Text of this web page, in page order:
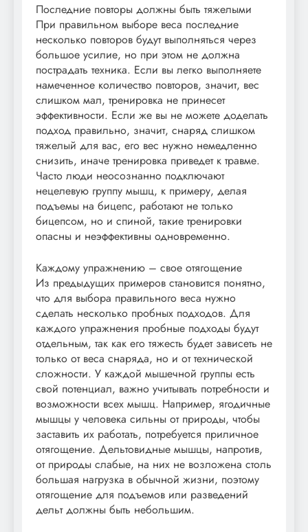
Последние повторы должны быть тяжелыми
При правильном выборе веса последние
несколько повторов будут выполняться через
большое усилие, но при этом не должна
пострадать техника. Если вы легко выполняете
намеченное количество повторов, значит, вес
слишком мал, тренировка не принесет
эффективности. Если же вы не можете доделать
подход правильно, значит, снаряд слишком
тяжелый для вас, его вес нужно немедленно
снизить, иначе тренировка приведет к травме.
Часто люди неосознанно подключают
нецелевую группу мышц, к примеру, делая
подъемы на бицепс, работают не только
бицепсом, но и спиной, такие тренировки
опасны и неэффективны одновременно.
Каждому упражнению – свое отягощение
Из предыдущих примеров становится понятно,
что для выбора правильного веса нужно
сделать несколько пробных подходов. Для
каждого упражнения пробные подходы будут
отдельным, так как его тяжесть будет зависеть не
только от веса снаряда, но и от технической
сложности. У каждой мышечной группы есть
свой потенциал, важно учитывать потребности и
возможности всех мышц. Например, ягодичные
мышцы у человека сильны от природы, чтобы
заставить их работать, потребуется приличное
отягощение. Дельтовидные мышцы, напротив,
от природы слабые, на них не возложена столь
большая нагрузка в обычной жизни, поэтому
отягощение для подъемов или разведений
дельт должны быть небольшим.